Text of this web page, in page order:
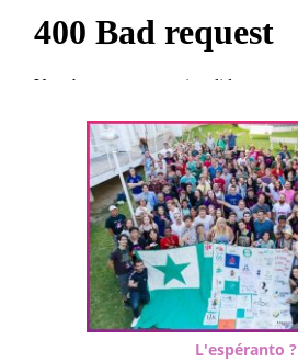
L'espéranto ?